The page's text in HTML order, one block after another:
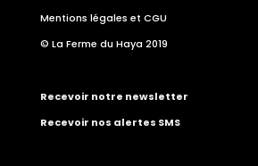
Mentions légales et CGU
© La Ferme du Haya 2019
Recevoir notre newsletter
Recevoir nos alertes SMS